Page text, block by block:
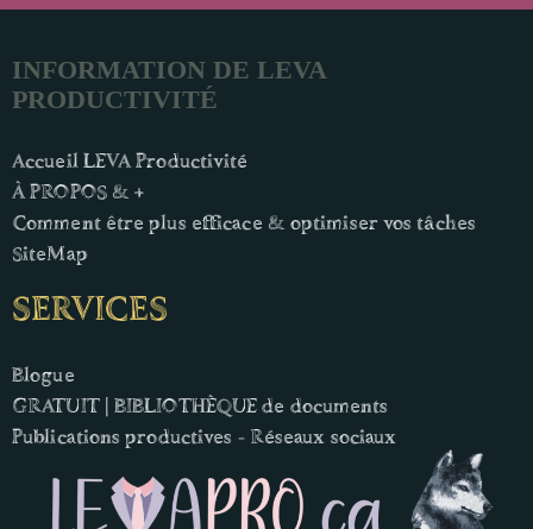
INFORMATION DE LEVA
PRODUCTIVITÉ
Accueil LEVA Productivité
À PROPOS & +
Comment être plus efficace & optimiser vos tâches
SiteMap
SERVICES
Blogue
GRATUIT | BIBLIOTHÈQUE de documents
Publications productives - Réseaux sociaux